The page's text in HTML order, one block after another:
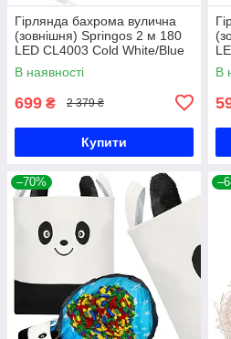
Гірлянда бахрома вулична
(зовнішня) Springos 2 м 180
LED CL4003 Cold White/Blue
В наявності
699 ₴ 2 379 ₴
Купити
В
–70%